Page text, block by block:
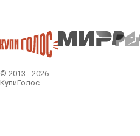
© 2013 - 2026
КупиГолос